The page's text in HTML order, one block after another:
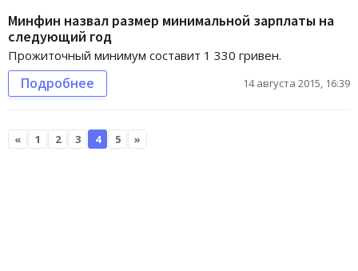
Минфин назвал размер минимальной зарплаты на
следующий год
Прожиточный минимум составит 1 330 гривен.
Подробнее 14 августа 2015, 16:39
« 1 2 3 4 5 »